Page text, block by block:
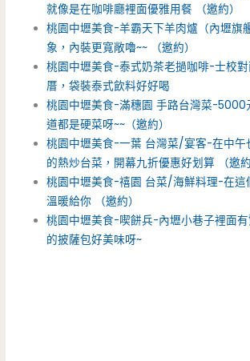
就像是在咖啡廳裡面優雅用餐 （邀約）
桃園中壢美食-羊霸天下羊肉爐（內壢旗
象，內裝更寬敞嚕~~ （邀約）
桃園中壢美食-泰式奶茶老撾咖啡-士校
厝，袋裝泰式飲料好好喝
桃園中壢美食-滿穗園 手路台灣菜-5000
道都是硬菜呀~~（邀約）
桃園中壢美食-一葉 台灣菜/宴客-在中午
的熱炒台菜，開幕九折優惠好划算 （邀約
桃園中壢美食-禧園 台菜/海鮮料理-在這
溫暖給你 （邀約）
桃園中壢美食-喫餅兵-內壢小巷子裡面
的披薩包好美味呀~